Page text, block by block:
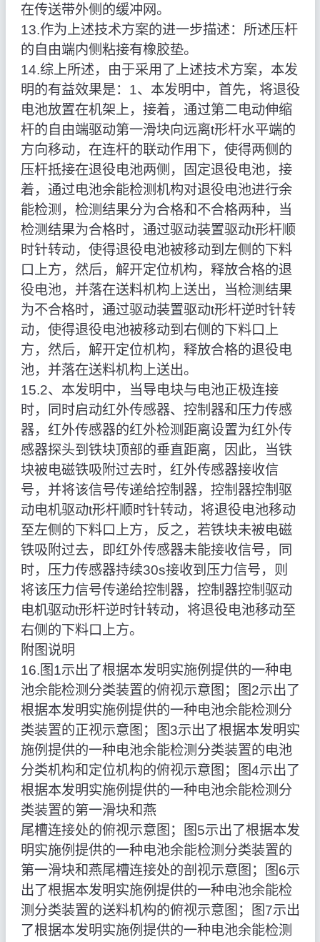
在传送带外侧的缓冲网。
13.作为上述技术方案的进一步描述：所述压杆
的自由端内侧粘接有橡胶垫。
14.综上所述，由于采用了上述技术方案，本发
明的有益效果是：1、本发明中，首先，将退役
电池放置在机架上，接着，通过第二电动伸缩
杆的自由端驱动第一滑块向远离t形杆水平端的
方向移动，在连杆的联动作用下，使得两侧的
压杆抵接在退役电池两侧，固定退役电池，接
着，通过电池余能检测机构对退役电池进行余
能检测，检测结果分为合格和不合格两种，当
检测结果为合格时，通过驱动装置驱动t形杆顺
时针转动，使得退役电池被移动到左侧的下料
口上方，然后，解开定位机构，释放合格的退
役电池，并落在送料机构上送出，当检测结果
为不合格时，通过驱动装置驱动t形杆逆时针转
动，使得退役电池被移动到右侧的下料口上
方，然后，解开定位机构，释放合格的退役电
池，并落在送料机构上送出。
15.2、本发明中，当导电块与电池正极连接
时，同时启动红外传感器、控制器和压力传感
器，红外传感器的红外检测距离设置为红外传
感器探头到铁块顶部的垂直距离，因此，当铁
块被电磁铁吸附过去时，红外传感器接收信
号，并将该信号传递给控制器，控制器控制驱
动电机驱动t形杆顺时针转动，将退役电池移动
至左侧的下料口上方，反之，若铁块未被电磁
铁吸附过去，即红外传感器未能接收信号，同
时，压力传感器持续30s接收到压力信号，则
将该压力信号传递给控制器，控制器控制驱动
电机驱动t形杆逆时针转动，将退役电池移动至
右侧的下料口上方。
附图说明
16.图1示出了根据本发明实施例提供的一种电
池余能检测分类装置的俯视示意图；图2示出了
根据本发明实施例提供的一种电池余能检测分
类装置的正视示意图；图3示出了根据本发明实
施例提供的一种电池余能检测分类装置的电池
分类机构和定位机构的俯视示意图；图4示出了
根据本发明实施例提供的一种电池余能检测分
类装置的第一滑块和燕
尾槽连接处的俯视示意图；图5示出了根据本发
明实施例提供的一种电池余能检测分类装置的
第一滑块和燕尾槽连接处的剖视示意图；图6示
出了根据本发明实施例提供的一种电池余能检
测分类装置的送料机构的俯视示意图；图7示出
了根据本发明实施例提供的一种电池余能检测